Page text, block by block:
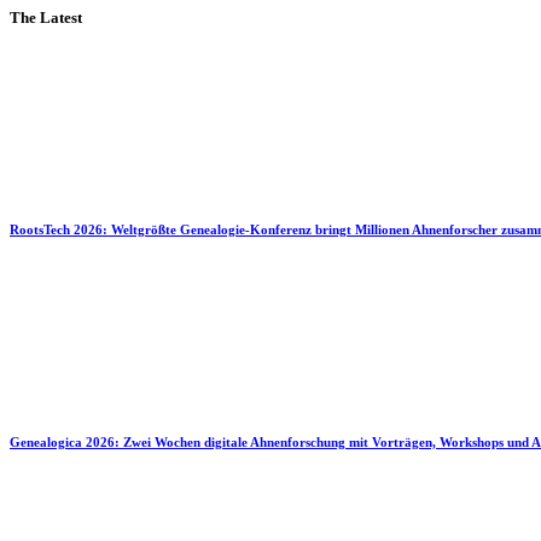
The Latest
RootsTech 2026: Weltgrößte Genealogie-Konferenz bringt Millionen Ahnenforscher
Genealogica 2026: Zwei Wochen digitale Ahnenforschung mit Vorträgen, Workshops und